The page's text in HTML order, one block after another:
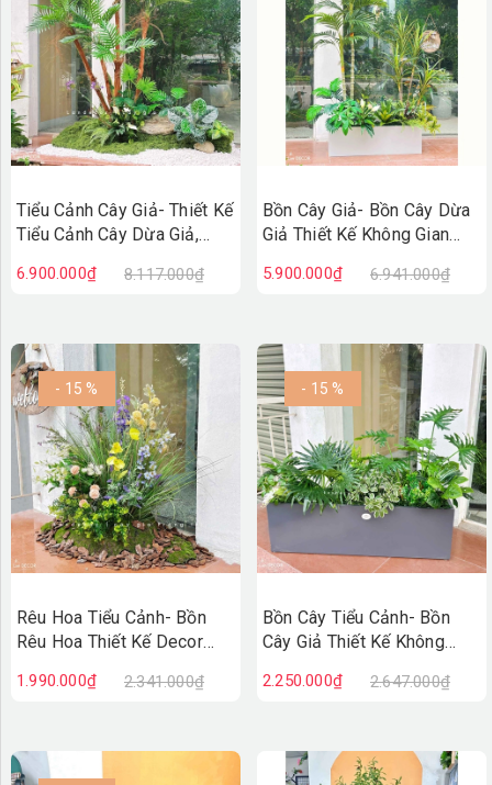
Tiểu Cảnh Cây Giả- Thiết Kế
Tiểu Cảnh Cây Dừa Giả,
Xanh (160X140X190cm)-
6.900.000₫ 8.117.000₫
Bồn Cây Giả- Bồn Cây Dừa
Giả Thiết Kế Không Gian
(150X80X200cm)- BC255
5.900.000₫ 6.941.000₫
- 15 %
Rêu Hoa Tiểu Cảnh- Bồn
Rêu Hoa Thiết Kế Decor
(30X40X75cm)- RC131
1.990.000₫ 2.341.000₫
- 15 %
Bồn Cây Tiểu Cảnh- Bồn
Cây Giả Thiết Kế Không
(120X50X90CM) - BC243
2.250.000₫ 2.647.000₫